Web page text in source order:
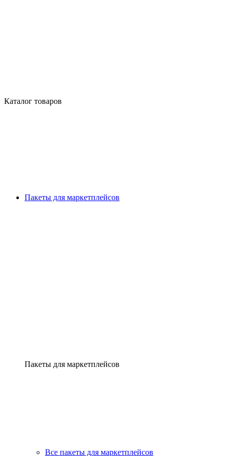
Каталог товаров
Пакеты для маркетплейсов
Пакеты для маркетплейсов
Все пакеты для маркетплейсов